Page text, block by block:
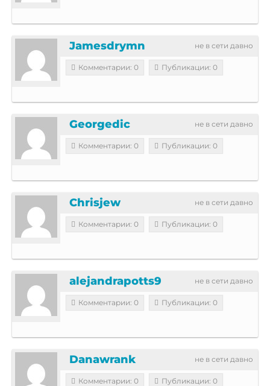
не в сети давно
Jamesdrymn
Комментарии: 0 Публикации: 0
не в сети давно
Georgedic
Комментарии: 0 Публикации: 0
не в сети давно
Chrisjew
Комментарии: 0 Публикации: 0
не в сети давно
alejandrapotts9
Комментарии: 0 Публикации: 0
не в сети давно
Danawrank
Комментарии: 0 Публикации: 0